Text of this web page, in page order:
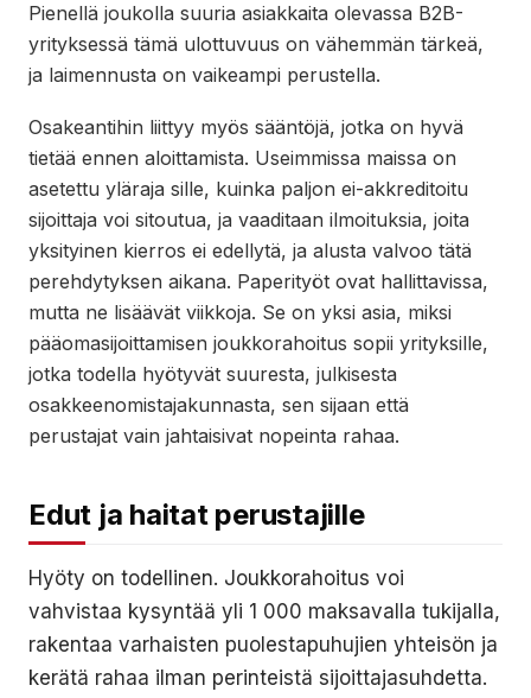
Pienellä joukolla suuria asiakkaita olevassa B2B-
yrityksessä tämä ulottuvuus on vähemmän tärkeä,
ja laimennusta on vaikeampi perustella.
Osakeantihin liittyy myös sääntöjä, jotka on hyvä
tietää ennen aloittamista. Useimmissa maissa on
asetettu yläraja sille, kuinka paljon ei-akkreditoitu
sijoittaja voi sitoutua, ja vaaditaan ilmoituksia, joita
yksityinen kierros ei edellytä, ja alusta valvoo tätä
perehdytyksen aikana. Paperityöt ovat hallittavissa,
mutta ne lisäävät viikkoja. Se on yksi asia, miksi
pääomasijoittamisen joukkorahoitus sopii yrityksille,
jotka todella hyötyvät suuresta, julkisesta
osakkeenomistajakunnasta, sen sijaan että
perustajat vain jahtaisivat nopeinta rahaa.
Edut ja haitat perustajille
Hyöty on todellinen. Joukkorahoitus voi
vahvistaa kysyntää yli 1 000 maksavalla tukijalla,
rakentaa varhaisten puolestapuhujien yhteisön ja
kerätä rahaa ilman perinteistä sijoittajasuhdetta.